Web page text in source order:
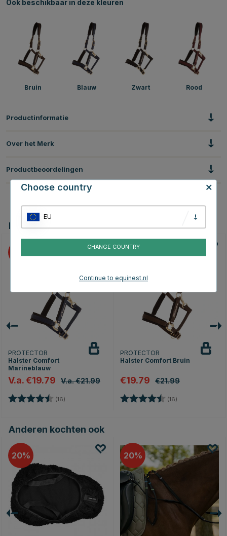
Ook beschikbaar in deze kleuren
Bruin Blauw Zwart Rood
Productinformatie
Over het Merk
Productbeoordelingen
Dit vind je misschien ook leuk
PROTECTOR
Halster Comfort
Marineblauw
V.a. €19.79 V.a. €21.99
Beoordeling: (16)
10
PROTECTOR
Halster Comfort Bruin
€19.79 €21.99
Beoordeling: (16)
Anderen kochten ook
20 20
Choose country
EU
CHANGE COUNTRY
Continue to equinest.nl